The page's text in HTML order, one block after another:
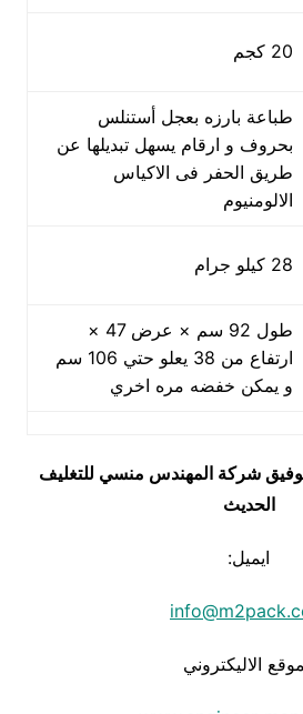
20 كجم
طباعة بارزه بعجل أستنلس
بحروف و ارقام يسهل تبديلها عن
طريق الحفر فى الاكياس
الالومنيوم
28 كيلو جرام
طول 92 سم × عرض 47 ×
ارتفاع من 38 يعلو حتي 106 سم
و يمكن خفضه مره اخري
شركة المهندس منسي للتغليف
الحديث
ايميل:
الاليكتروني